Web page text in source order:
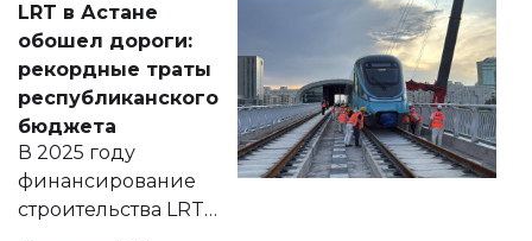
документ
появился в базе
нормативных
правовых актов и
на сайте маслихат
города.
LRT в Астане
обошел дороги:
рекордные траты
республиканского
бюджета
В 2025 году
финансирование
строительства LRT